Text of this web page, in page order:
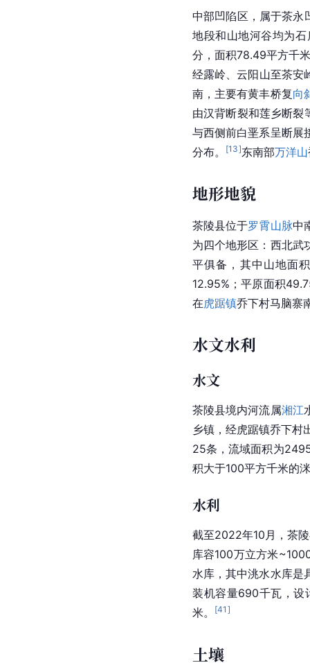
中部凹陷区，属于茶永
地段和山地河谷均为
分，面积78.49平方千
经露岭、云阳山至茶安
南，主要有黄丰桥复向
由汉背断裂和莲乡断
与西侧前白垩系呈断展
分布。
[13]东南部万洋山
地形地貌
茶陵县位于罗霄山脉中
为四个地形区：西北武
平俱备，其中山地面
12.95%；平原面积
在虎踞镇乔下村马脑寨
水文水利
水文
茶陵县境内河流属湘江
乡镇，经虎踞镇乔下村
25条，流域面积为
积大于100平方千米的
水利
截至2022年10月，茶
库容100万立方米
水库，其中洮水水库是
装机容量690千瓦，设
米。
[41 ]
土壤